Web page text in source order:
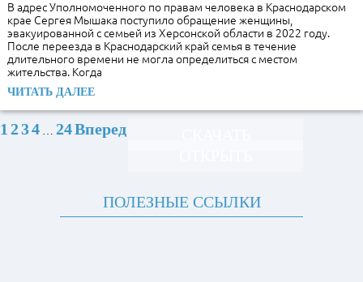
В адрес Уполномоченного по правам человека в Краснодарском
крае Сергея Мышака поступило обращение женщины,
эвакуированной с семьей из Херсонской области в 2022 году.
После переезда в Краснодарский край семья в течение
длительного времени не могла определиться с местом
жительства. Когда
ЧИТАТЬ ДАЛЕЕ
1 234 24Вперед
ПОЛЕЗНЫЕ ССЫЛКИ